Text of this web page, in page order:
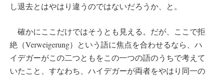
し退去とはやはり違うのではないだろうか、と。
確かにここだけではそうとも見える。だが、ここで拒
絶（Verweigerung）という語に焦点を合わせるなら、ハ
イデガーがこの二つともをこの一つの語のうちで考えて
いたこと、すなわち、ハイデガーが両者をやはり同一の